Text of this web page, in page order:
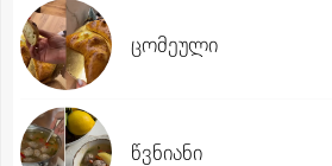
ცომეული
წვნიანი